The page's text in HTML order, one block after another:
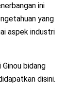
ini
yang
aspek industri
bidang
disini.